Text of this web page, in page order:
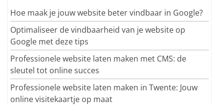
Hoe maak je jouw website beter vindbaar in Google?
Optimaliseer de vindbaarheid van je website op
Google met deze tips
Professionele website laten maken met CMS: de
sleutel tot online succes
Professionele website laten maken in Twente: Jouw
online visitekaartje op maat